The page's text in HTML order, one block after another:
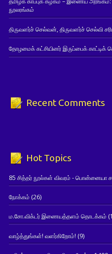
நூலரங்கம்
திருவளர்ச் செல்வன், திருவளர்ச் செல்வி
தோழமைக் கட்சியினர் இருப்பைக் காட்டிக்
Recent Comments
Hot Topics
85 சித்தர் நூல்கள் விவரம் - பொன்னையா
நோக்கம் (26)
ம.சோ.விக்டர் இணையத்தளம் தொடக்கம்
வாழ்த்துங்கள்! வளர்கிறோம்! (9)